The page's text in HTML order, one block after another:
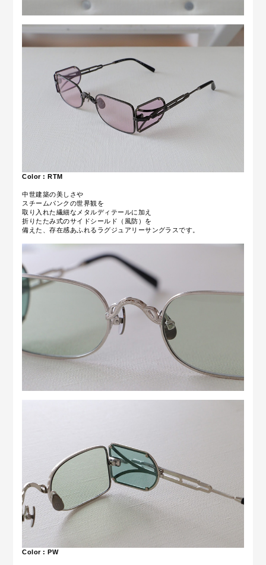
Color : RTM
中世建築の美しさや
スチームパンクの世界観を
取り入れた繊細なメタルディテールに加え
折りたたみ式のサイドシールド（風防）を
備えた、存在感あふれるラグジュアリーサングラスです。
Color : PW